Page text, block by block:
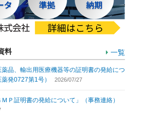
料 一覧
薬品、輸出用医療機器等の証明書の発給につ
発0727第1号）
2026/07/27
ＭＰ証明書の発給について」（事務連絡）